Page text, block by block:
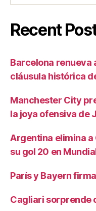
Recent
Barcelona renueva
cláusula histórica
Manchester City
la joya ofensiva de
Argentina elimina a
su gol 20 en
París y Bayern
Cagliari sorprende